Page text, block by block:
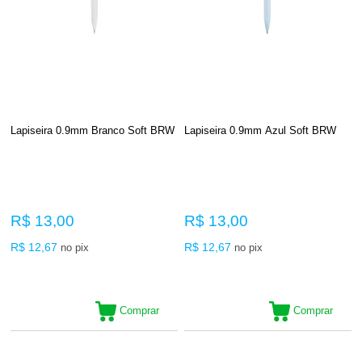
Lapiseira 0.9mm Branco Soft BRW
R$ 13,00
R$ 12,67 no pix
Comprar
Lapiseira 0.9mm Azul Soft BRW
R$ 13,00
R$ 12,67 no pix
Comprar